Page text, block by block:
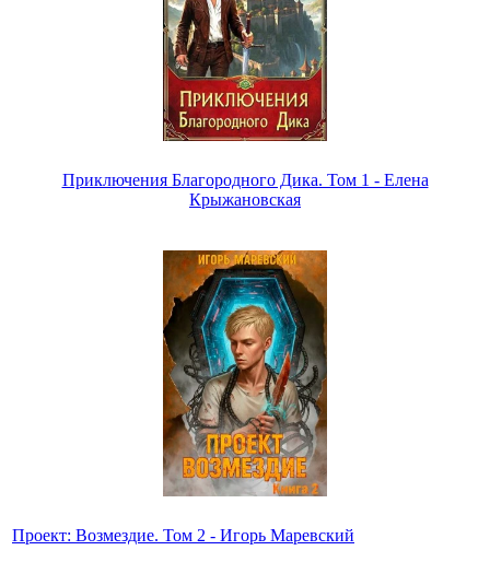
Приключения Благородного Дика. Том 1 - Елена
Крыжановская
Проект: Возмездие. Том 2 - Игорь Маревский